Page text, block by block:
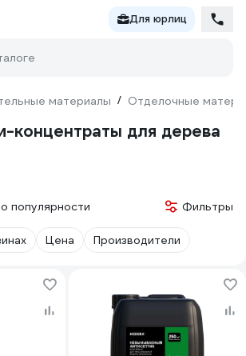
Для юрлиц
материалы / Отделочные
концентраты для дерева
популярности Фильтры
Цена Производители